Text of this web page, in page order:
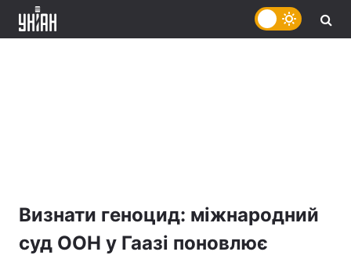
Визнати геноцид: міжнародний
суд ООН у Гаазі поновлює